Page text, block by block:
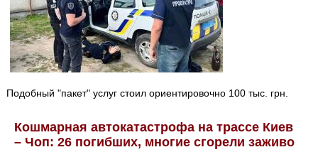
Подобный "пакет" услуг стоил ориентировочно 100 тыс. грн.
Кошмарная автокатастрофа на трассе Киев
– Чоп: 26 погибших, многие сгорели заживо